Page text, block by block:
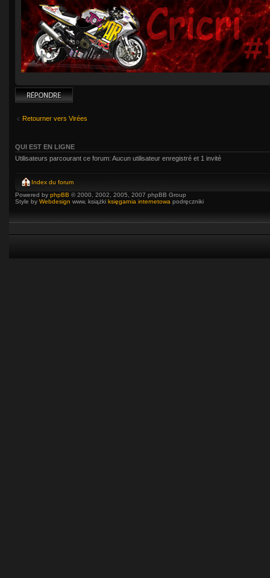
Répondre
Retourner vers Virées
QUI EST EN LIGNE
Utilisateurs parcourant ce forum: Aucun utilisateur enregistré et 1 invité
Index du forum
Powered by phpBB © 2000, 2002, 2005, 2007 phpBB Group
Style by Webdesign www, książki księgarnia internetowa podręczniki